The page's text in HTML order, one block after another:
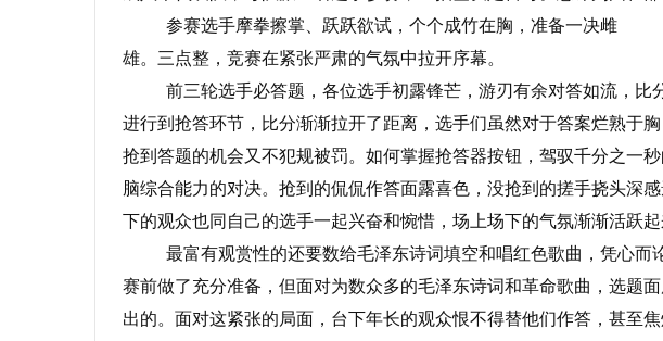
参赛选手摩拳擦掌、跃跃欲试，个个成竹在胸，准备一决雌
雄。三点整，竞赛在紧张严肃的气氛中拉开序幕。
前三轮选手必答题，各位选手初露锋芒，游刃有余对答如流，比
进行到抢答环节，比分渐渐拉开了距离，选手们虽然对于答案烂熟于
抢到答题的机会又不犯规被罚。如何掌握抢答器按钮，驾驭千分之一
脑综合能力的对决。抢到的侃侃作答面露喜色，没抢到的搓手挠头深
下的观众也同自己的选手一起兴奋和惋惜，场上场下的气氛渐渐活跃起
最富有观赏性的还要数给毛泽东诗词填空和唱红色歌曲，凭心而
赛前做了充分准备，但面对为数众多的毛泽东诗词和革命歌曲，选题
出的。面对这紧张的局面，台下年长的观众恨不得替他们作答，甚至